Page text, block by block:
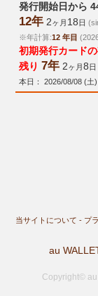
発行開始日から
12年 2ヶ月 18日
※年計算:12 年目
初期発行カードの
残り 7年 2ヶ月8日
本日： 2026/08/08 (土)
当サイトについて - プ
au
Copyright©